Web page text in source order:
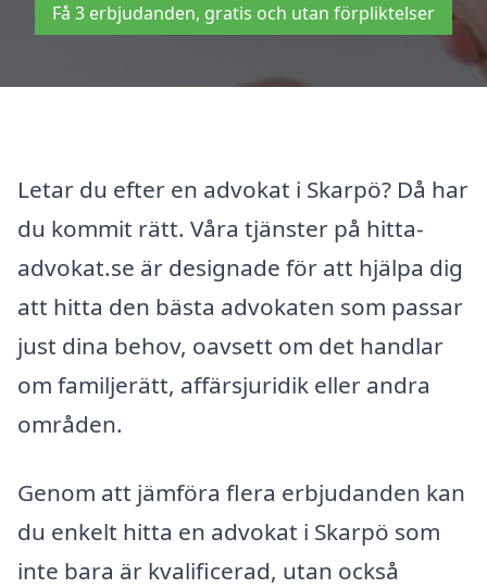
Få 3 erbjudanden, gratis och utan förpliktelser
Letar du efter en advokat i Skarpö? Då har
du kommit rätt. Våra tjänster på hitta-
advokat.se är designade för att hjälpa dig
att hitta den bästa advokaten som passar
just dina behov, oavsett om det handlar
om familjerätt, affärsjuridik eller andra
områden.
Genom att jämföra flera erbjudanden kan
du enkelt hitta en advokat i Skarpö som
inte bara är kvalificerad, utan också